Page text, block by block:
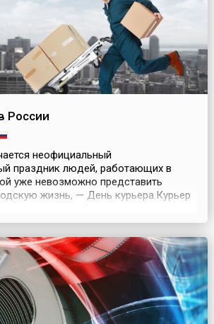
России
неофициальный
праздник людей, работающих в
уже невозможно представить
жизнь, — День курьера.Курьер
нанимаемый в организацию для
адресата сообщений, писем, иной
а также небольших грузов.В античное